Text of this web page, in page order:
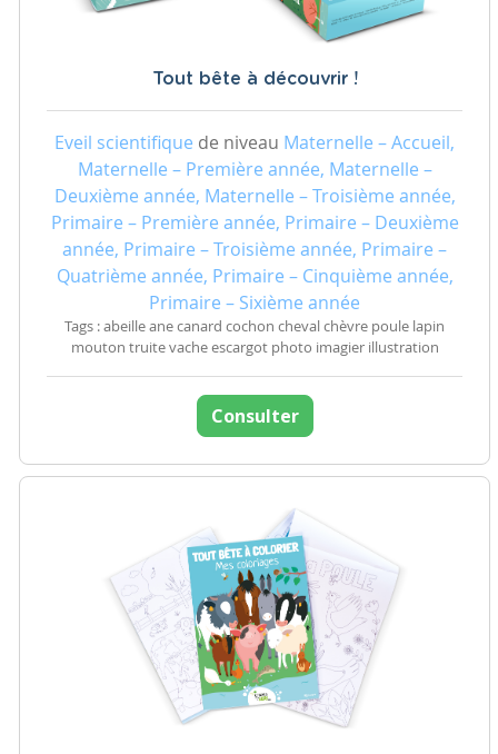
Tout bête à découvrir !
Eveil scientifique de niveau Maternelle – Accueil,
Maternelle – Première année, Maternelle –
Deuxième année, Maternelle – Troisième année,
Primaire – Première année, Primaire – Deuxième
année, Primaire – Troisième année, Primaire –
Quatrième année, Primaire – Cinquième année,
Primaire – Sixième année
Tags : abeille ane canard cochon cheval chèvre poule lapin
mouton truite vache escargot photo imagier illustration
Consulter